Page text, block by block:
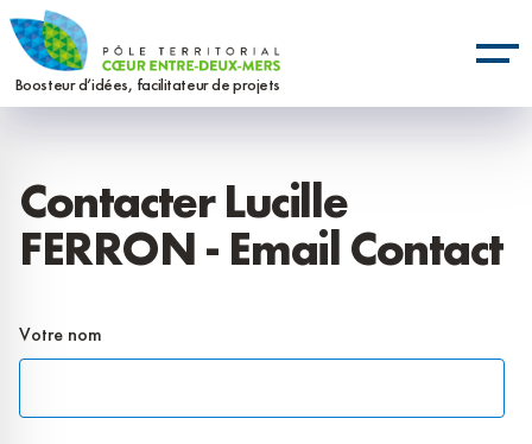
Aller
au
contenu
Boosteur d’idées, facilitateur de projets
Contacter Lucille
FERRON - Email Contact
Votre nom
Panneau de gestion des cookies